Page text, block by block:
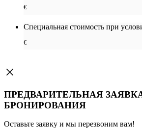
€
Специальная cтоимость при
€
ПРЕДВАРИТЕЛЬНАЯ
БРОНИРОВАНИЯ
Оставьте заявку и мы перезвоним вам!